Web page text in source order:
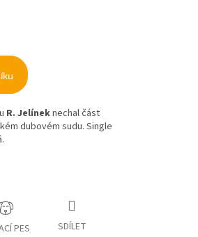
R. Jelíneknechal část
dubovém sudu. Single
PES SDÍLET